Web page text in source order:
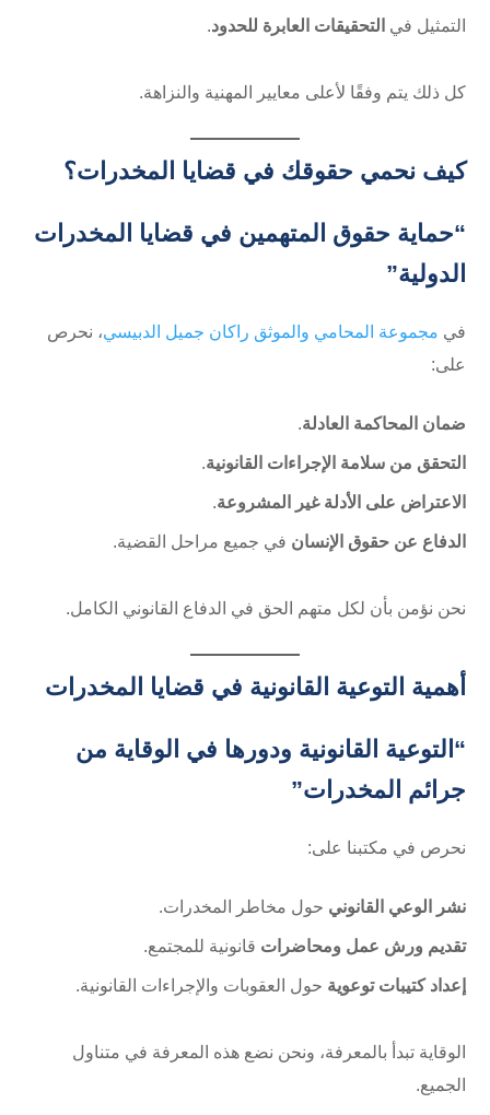
التمثيل في التحقيقات العابرة للحدود.
كل ذلك يتم وفقًا لأعلى معايير المهنية والنزاهة.
كيف نحمي حقوقك في قضايا المخدرات؟
“حماية حقوق المتهمين في قضايا المخدرات
الدولية”
في مجموعة المحامي والموثق راكان جميل الدبيسي، نحرص
على:
ضمان المحاكمة العادلة.
التحقق من سلامة الإجراءات القانونية.
الاعتراض على الأدلة غير المشروعة.
الدفاع عن حقوق الإنسان في جميع مراحل القضية.
نحن نؤمن بأن لكل متهم الحق في الدفاع القانوني الكامل.
أهمية التوعية القانونية في قضايا المخدرات
“التوعية القانونية ودورها في الوقاية من
جرائم المخدرات”
نحرص في مكتبنا على:
نشر الوعي القانوني حول مخاطر المخدرات.
تقديم ورش عمل ومحاضرات قانونية للمجتمع.
إعداد كتيبات توعوية حول العقوبات والإجراءات القانونية.
الوقاية تبدأ بالمعرفة، ونحن نضع هذه المعرفة في متناول
الجميع.